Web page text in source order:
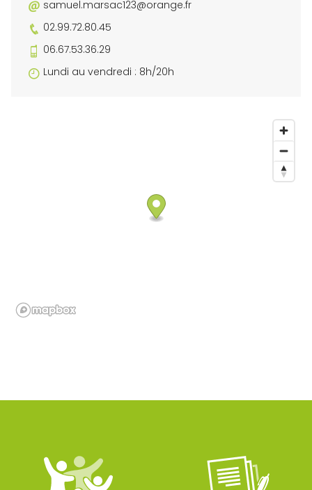
samuel.marsac123@orange.fr
02.99.72.80.45
06.67.53.36.29
Lundi au vendredi : 8h/20h